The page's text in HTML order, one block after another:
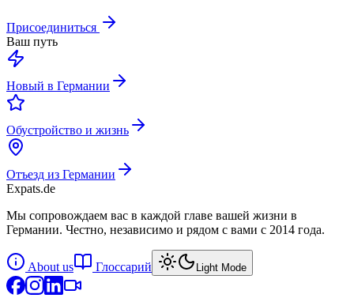
Присоединиться
Ваш путь
Новый в Германии
Обустройство и жизнь
Отъезд из Германии
Expats.de
Мы сопровождаем вас в каждой главе вашей жизни в
Германии. Честно, независимо и рядом с вами с 2014 года.
About us Глоссарий Light Mode